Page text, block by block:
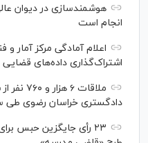
هوشمندسازی در دیوان
انجام است
اعلام آمادگی مرکز آمار و
اشتراک‌گذاری داده‌های قضایی
ملاقات
دادگستری خراسان رضوی طی
۲۳ رأی جایگزین حبس